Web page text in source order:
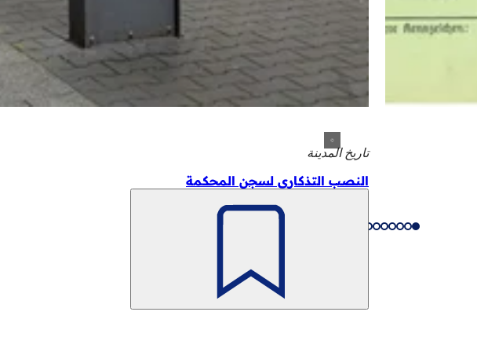
تاريخ المدينة
النصب التذكاري لسجن المحكمة